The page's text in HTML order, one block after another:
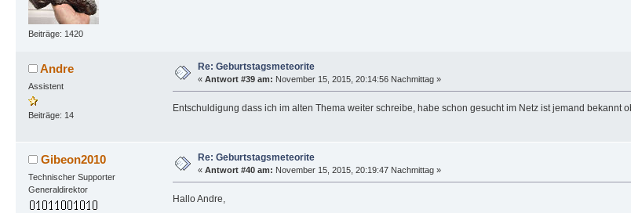
Beiträge: 1420
Andre
Assistent
Beiträge: 14
Re: Geburtstagsmeteorite
« Antwort #39 am: November 15, 2015, 20:14:56 Nachmittag »
Entschuldigung dass ich im alten Thema weiter schreibe, habe schon gesucht im Netz ist jemand
Gibeon2010
Technischer Supporter
Generaldirektor
Re: Geburtstagsmeteorite
« Antwort #40 am: November 15, 2015, 20:19:47 Nachmittag »
Hallo Andre,